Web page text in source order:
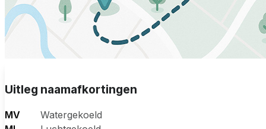
Uitleg naamafkortingen
MV
Watergekoeld